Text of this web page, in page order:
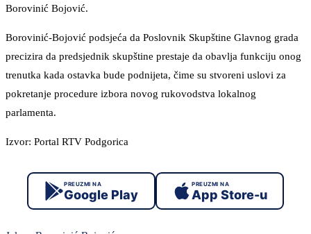
Borovinić Bojović.
Borovinić-Bojović podsjeća da Poslovnik Skupštine Glavnog grada
precizira da predsjednik skupštine prestaje da obavlja funkciju onog
trenutka kada ostavka bude podnijeta, čime su stvoreni uslovi za
pokretanje procedure izbora novog rukovodstva lokalnog
parlamenta.
Izvor: Portal RTV Podgorica
PREUZMI NA
Google Play
PREUZMI NA
App Store-u